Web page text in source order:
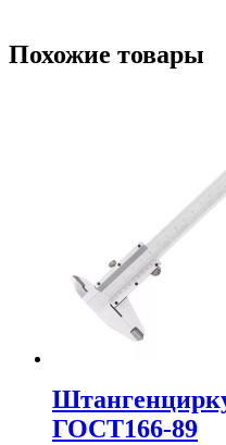
Похожие товары
ГОСТ166-89